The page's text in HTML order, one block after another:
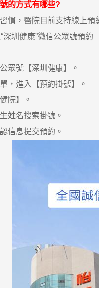
的方式有哪些?
，醫院目前支持線上預
圳健康”微信公眾號預約
號【深圳健康】。
進入【預約掛號】。
院】。
名搜索掛號。
息提交預約。